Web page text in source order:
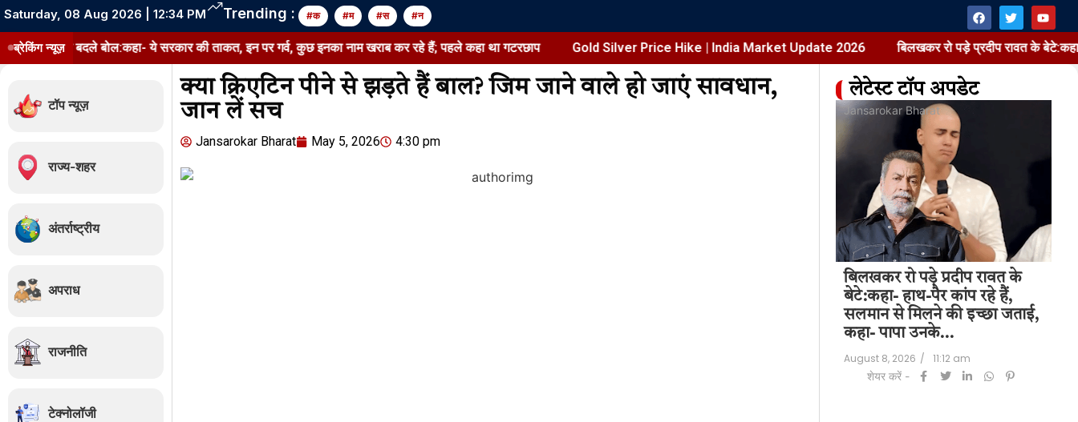
Saturday, 08 Aug 2026 | 12:34 PM Trending : #क #म #स #न
ब्रेकिंग न्यूज़
पर बदले बोल:कहा- ये सरकार की ताकत, इन पर गर्व, कुछ इनका नाम खराब कर रहे हैं; पहले कहा था गटरछाप Gold Silver Price Hike | India Market Update 2026 बिलखकर रो पड़े प्रदीप रावत के बेटे:कहा- हाथ-
टॉप न्यूज़
राज्य-शहर
अंतर्राष्ट्रीय
अपराध
राजनीति
टेक्नोलॉजी
क्या क्रिएटिन पीने से झड़ते हैं बाल? जिम जाने वाले हो जाएं सावधान,
जान लें सच
Jansarokar Bharat May 5, 2026 4:30 pm
लेटेस्ट टॉप अपडेट
Jansarokar Bharat
बिलखकर रो पड़े प्रदीप रावत के
बेटे:कहा- हाथ-पैर कांप रहे हैं,
सलमान से मिलने की इच्छा जताई,
कहा- पापा उनके…
August 8, 2026 /
11:12 am
शेयर करें -